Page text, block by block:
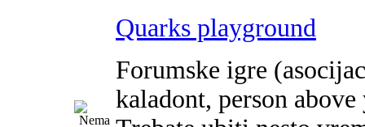
Quarks playground
Forumske igre
kaladont, person